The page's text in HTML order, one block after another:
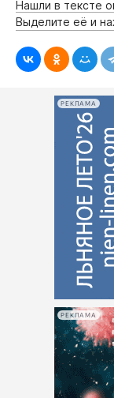
Нашли в тексте
Выделите её и
РЕКЛАМА
РЕКЛАМА